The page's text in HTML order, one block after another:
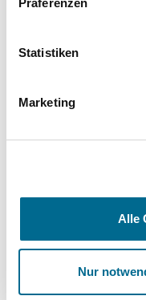
Präferenzen
Statistiken
Marketing
Alle
Nur
Schnelle Verfügbarkeit
Flexible Laufzeiten
Standorte